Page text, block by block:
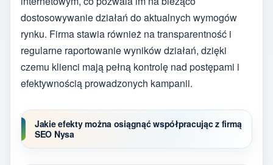
dostosowywanie działań do aktualnych wymogów
rynku. Firma stawia również na transparentność i
regularne raportowanie wyników działań, dzięki
czemu klienci mają pełną kontrolę nad postępami i
efektywnością prowadzonych kampanii.
Jakie efekty można osiągnąć współpracując z firmą
SEO Nysa